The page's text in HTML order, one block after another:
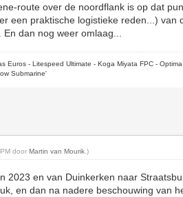
route over de noordflank is op dat
een praktische logistieke reden...) van
dan nog weer omlaag...
Euros - Litespeed Ultimate - Koga Miyata FPC -
Submarine'
PM doorMartin van Mourik .)
2023 en van Duinkerken naar
en dan na nadere beschouwing van